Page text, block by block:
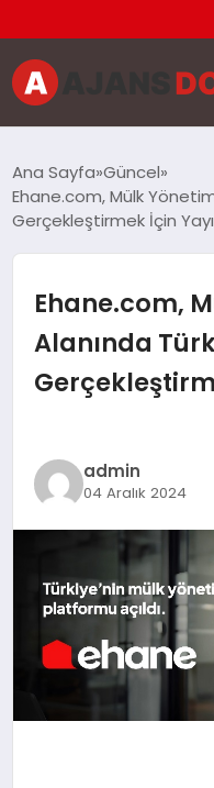
EĞITIM
GÜNCEL
SAĞLIK
SPOR
YAŞAM
Ana Sayfa Güncel
Ehane.com, Mülk
Gerçekleştirmek İçin
Ehane.com,
Alanında
admin
04 Aralık 2024